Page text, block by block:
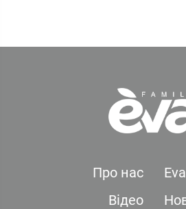
Про нас
Відео